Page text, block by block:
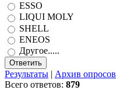
ESSO
LIQUI MOLY
SHELL
ENEOS
Другое.....
Результаты | Архив опросов
Всего ответов: 879